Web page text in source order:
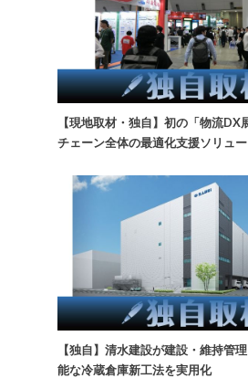
【現地取材・独自】初の「物流DX
チェーン全体の最適化支援ソリュ
【独自】清水建設が建設・維持管
能な冷蔵倉庫新工法を実用化